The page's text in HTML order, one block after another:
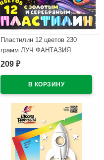
Пластилин 12 цветов 230
грамм ЛУЧ ФАНТАЗИЯ
классический + золотой +
коробка арт.35С 2310-08
209 ₽